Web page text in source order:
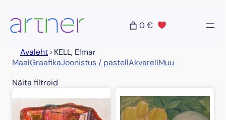
sisu
juurde
0 €
Avaleht › KELL, Elmar
MaalGraafikaJoonistus / pastellAkvarellMuu
Näita filtreid